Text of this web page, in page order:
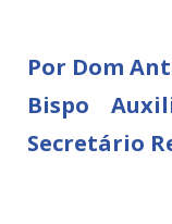
Por Dom
Bispo
Secretário